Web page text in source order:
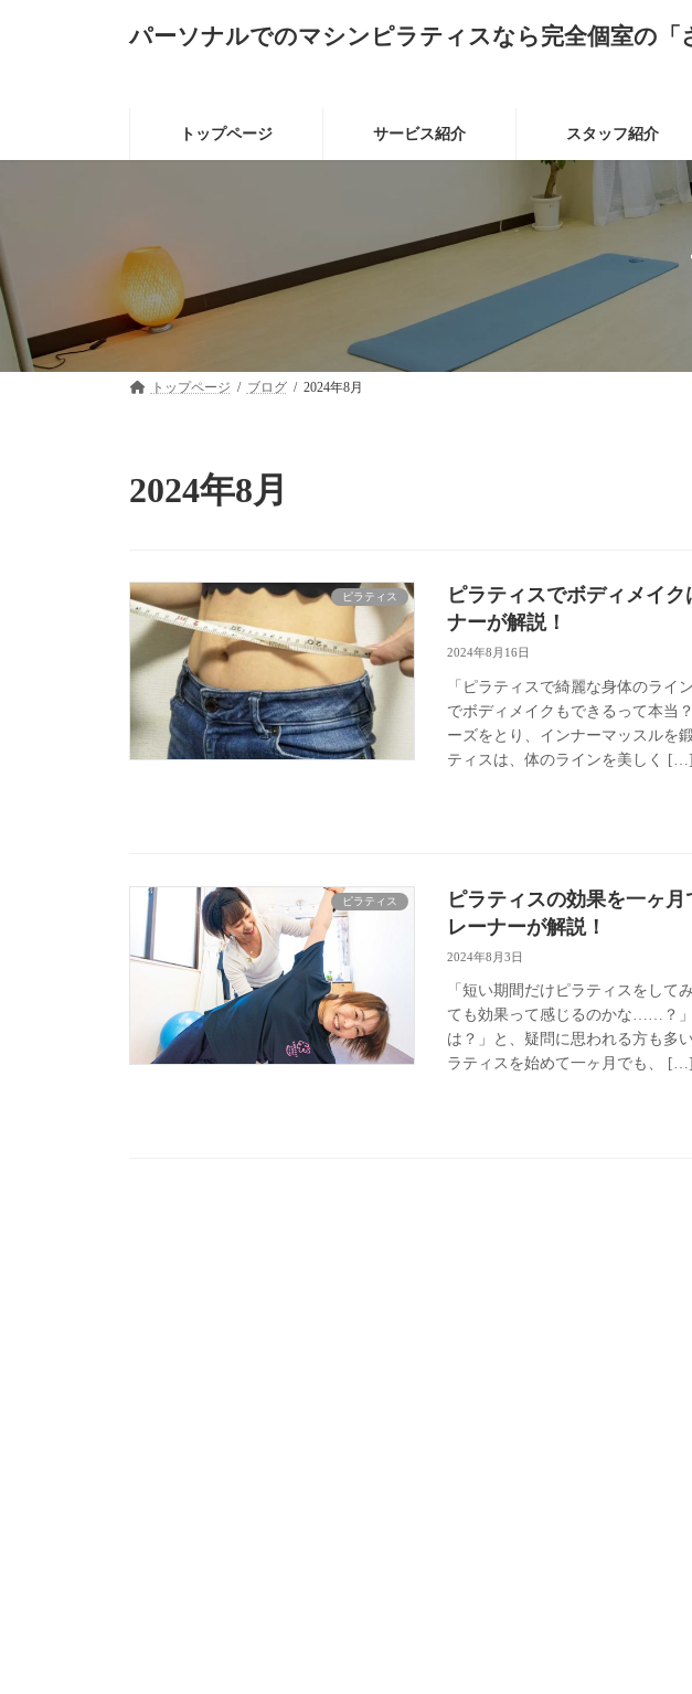
パーソナルでのマシンピラティスなら完全個室の「
トップページ サービス紹介 スタッフ紹介
トップページ ブログ 2024年8月
2024年8月
ピラティス
ピラティスでボディメイ
ナーが解説！
2024年8月16日
「ピラティスで綺麗な身体のライ
でボディメイクもできるって本当
ーズをとり、インナーマッスルを
ティスは、体のラインを美しく […]
ピラティス
ピラティスの効果を一ヶ
レーナーが解説！
2024年8月3日
「短い期間だけピラティスをして
ても効果って感じるのかな……？
は？」と、疑問に思われる方も多
ラティスを始めて一ヶ月でも、 […]